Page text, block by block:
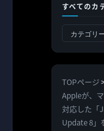
すべてのカ
べ
カ
テ
ゴ
リ
TOPページ
Appleが、
対応した「
Update 8」